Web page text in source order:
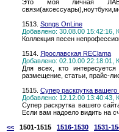
Это моя личная
1513. Songs OnLine
Добавлено: 30.08.00 15:42:16,
Коллекция песен
1514. Ярославская REClama
Добавлено: 02.10.00 22:18:01,
Для всех, кто
размещение, статьи, прайс-
1515. Супер раскрутка
Добавлено: 12.12.00 13:40:43,
Супер раскрутка вашего
Если вам надоело видить на
<<
1501-1515 1516-1530
1531-